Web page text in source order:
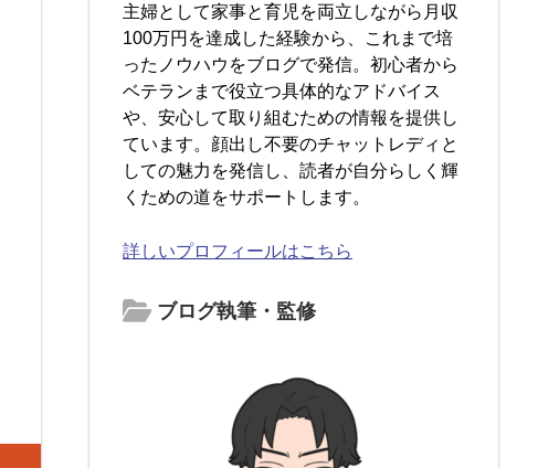
主婦として家事と育児を両立しながら月収
100万円を達成した経験から、これまで培
ったノウハウをブログで発信。初心者から
ベテランまで役立つ具体的なアドバイス
や、安心して取り組むための情報を提供し
ています。顔出し不要のチャットレディと
しての魅力を発信し、読者が自分らしく輝
くための道をサポートします。
詳しいプロフィールはこちら
ブログ執筆・監修